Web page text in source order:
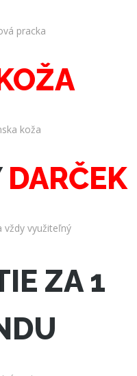
pracka
koža
DARČEK
vždy využiteľný
ZA 1